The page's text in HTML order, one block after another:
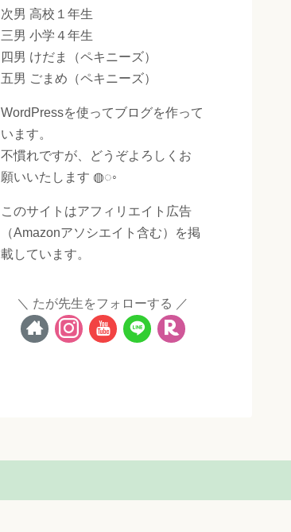
次男 高校１年生
三男 小学４年生
四男 けだま（ペキニーズ）
五男 ごまめ（ペキニーズ）
WordPressを使ってブログを作って
います。
不慣れですが、どうぞよろしくお
願いいたします ◍◌◦
このサイトはアフィリエイト広告
（Amazonアソシエイト含む）を掲
載しています。
たが先生をフォローする